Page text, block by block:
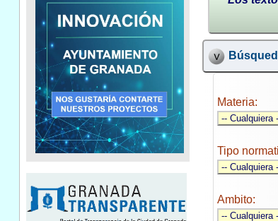
Materia:
Tipo
Ambito: